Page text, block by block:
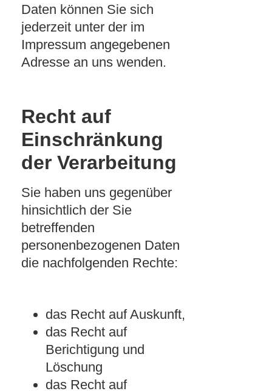
Daten können Sie sich
jederzeit unter der im
Impressum angegebenen
Adresse an uns wenden.
Recht auf
Einschränkung
der Verarbeitung
Sie haben uns gegenüber
hinsichtlich der Sie
betreffenden
personenbezogenen Daten
die nachfolgenden Rechte:
das Recht auf Auskunft,
das Recht auf
Berichtigung und
Löschung
das Recht auf